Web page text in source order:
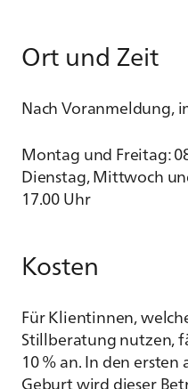
Ort und Zeit
Nach Voranmeldung,
Montag und Freitag:
Dienstag, Mittwoch
17.00 Uhr
Kosten
Für Klientinnen,
Stillberatung nutzen,
10 % an. In den
Geburt wird dieser